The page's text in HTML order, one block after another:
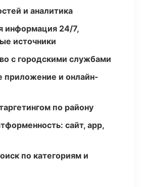
и аналитика
информация 24/7,
источники
с городскими службами
приложение и онлайн-
по району
сайт, app,
по категориям и